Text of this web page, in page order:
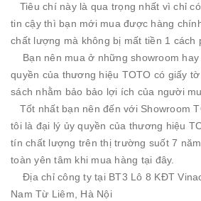
Tiêu chí này là qua trọng nhất vì chỉ
tin cậy thì bạn mới mua được hàng
chất lượng mà không bị mất tiền 1 cách
Bạn nên mua ở những showroom hay
quyền của thương hiệu TOTO có giấy
sách nhằm bảo bảo lợi ích của người
Tốt nhất bạn nên đến với Showroom
tôi là đại lý ủy quyền của thương hiệu
tín chất lượng trên thị trường suốt 7
toàn yên tâm khi mua hàng tại đây.
Địa chỉ công ty tại BT3 Lô 8 KĐT
Nam Từ Liêm, Hà Nội